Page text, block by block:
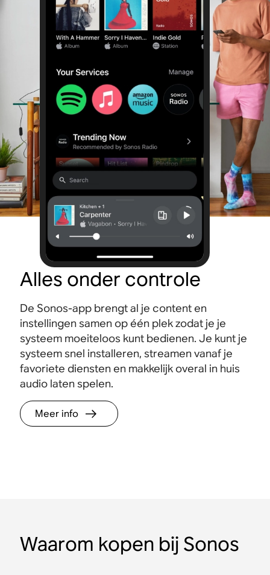
Alles onder controle
De Sonos-app brengt al je content en
instellingen samen op één plek zodat je je
systeem moeiteloos kunt bedienen. Je kunt je
systeem snel installeren, streamen vanaf je
favoriete diensten en makkelijk overal in huis
audio laten spelen.
Meer info
Waarom kopen bij Sonos